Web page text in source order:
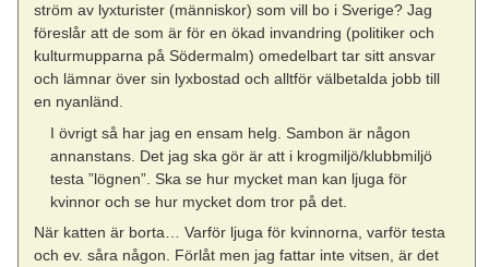
ström av lyxturister (människor) som vill bo i Sverige? Jag
föreslår att de som är för en ökad invandring (politiker och
kulturmupparna på Södermalm) omedelbart tar sitt ansvar
och lämnar över sin lyxbostad och alltför välbetalda jobb till
en nyanländ.
I övrigt så har jag en ensam helg. Sambon är någon
annanstans. Det jag ska gör är att i krogmiljö/klubbmiljö
testa ”lögnen”. Ska se hur mycket man kan ljuga för
kvinnor och se hur mycket dom tror på det.
När katten är borta… Varför ljuga för kvinnorna, varför testa
och ev. såra någon. Förlåt men jag fattar inte vitsen, är det